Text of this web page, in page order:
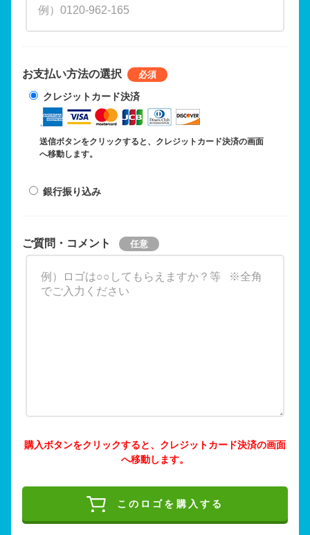
お支払い方法の選択
クレジットカード決済
送信ボタンをクリックすると、クレジットカード決済の画面
へ移動します。
銀行振り込み
ご質問・コメント
購入ボタンをクリックすると、クレジットカード決済の画面
へ移動します。
このロゴを購入する